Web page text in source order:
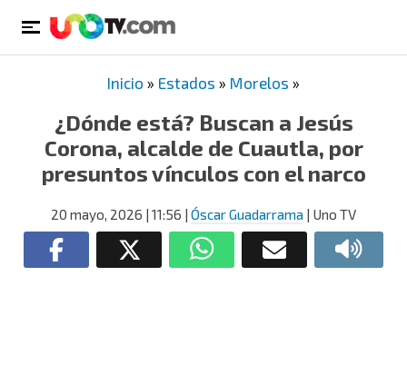
Inicio » Estados » Morelos »
¿Dónde está? Buscan a Jesús
Corona, alcalde de Cuautla, por
presuntos vínculos con el narco
20 mayo, 2026 | 11:56 | Óscar Guadarrama | Uno TV